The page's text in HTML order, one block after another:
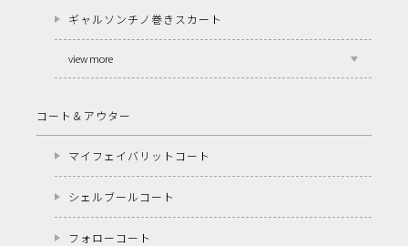
ギャルソンチノ巻きスカート
view more
コート＆アウター
マイフェイバリットコート
シェルブールコート
フォローコート